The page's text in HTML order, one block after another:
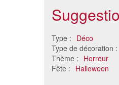
Type : Déco
Type de décoration :
Thème : Horreur
Fête : Halloween
Poupée de la
descend
8.25 €